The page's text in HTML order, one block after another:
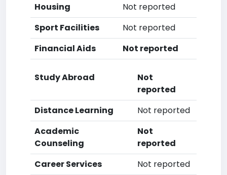
Housing
Not reported
Sport Facilities
Not reported
Financial Aids
Not reported
Study Abroad
Not
reported
Distance Learning
Not reported
Academic
Counseling
Not
reported
Career Services
Not reported